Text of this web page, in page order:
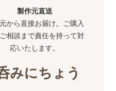
製作元直送
から直接お届け。ご購入
相談まで責任を持って対
応いたします。
みにちょう